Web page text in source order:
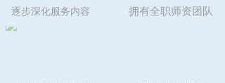
拥有全职师资团队
逐步深化服务内容